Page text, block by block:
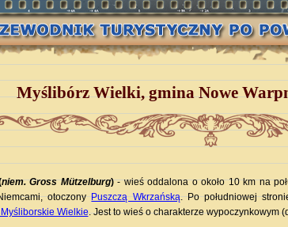
Myślibórz Wielki, gmina Nowe
niem. Gross Mützelburg)- wieś oddalona o około 10 km na
otoczonyPuszczą Wkrzańską. Po południowej
Wielkie. Jest to wieś o charakterze wypoczynkowym